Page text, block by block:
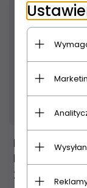
D'Addario
Bronze 10-23
29, 00 PLN